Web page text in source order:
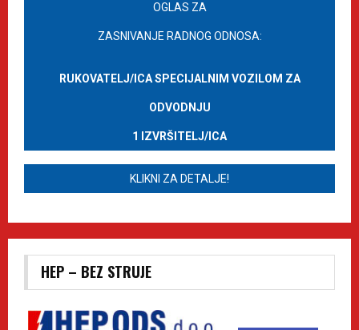
OGLAS ZA
ZASNIVANJE RADNOG ODNOSA:
RUKOVATELJ/ICA SPECIJALNIM VOZILOM ZA
ODVODNJU
1 IZVRŠITELJ/ICA
KLIKNI ZA DETALJE!
HEP – BEZ STRUJE